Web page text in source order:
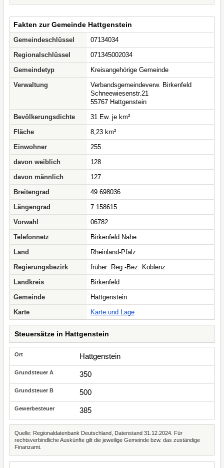
Fakten zur Gemeinde Hattgenstein
Gemeindeschlüssel
07134034
Regionalschlüssel
071345002034
Gemeindetyp
Kreisangehörige Gemeinde
Verwaltung
Verbandsgemeindeverw. Birkenfeld
Schneewiesenstr.21
55767 Hattgenstein
Bevölkerungsdichte
31 Ew. je km²
Fläche
8,23 km²
Einwohner
255
davon weiblich
128
davon männlich
127
Breitengrad
49.698036
Längengrad
7.158615
Vorwahl
06782
Telefonnetz
Birkenfeld Nahe
Land
Rheinland-Pfalz
Regierungsbezirk
früher: Reg.-Bez. Koblenz
Landkreis
Birkenfeld
Gemeinde
Hattgenstein
Karte
Karte und Lage
Steuersätze in Hattgenstein
Hattgenstein
350
500
385
Quelle: Regionaldatenbank Deutschland, Datenstand 31.12.2024. Für
rechtsverbindliche Auskünfte gilt die jeweilige Gemeinde bzw. das zuständige
Finanzamt.